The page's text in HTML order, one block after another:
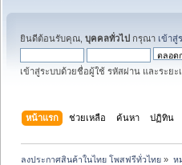
ยินดีต้อนรับคุณ, บุคคลทั่วไป กรุณา เข้าสู่
เข้าสู่ระบบด้วยชื่อผู้ใช้ รหัสผ่าน และระยะ
หน้าแรก ช่วยเหลือ ค้นหา ปฏิทิน
ลงประกาศสินค้าในไทย โพสฟรีทั่วไทย » ห